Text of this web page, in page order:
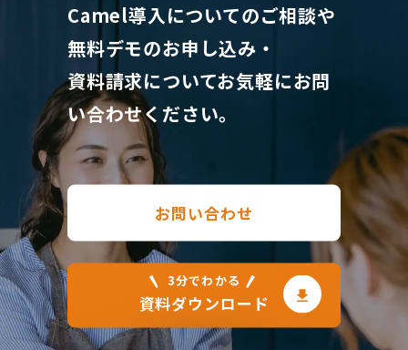
Camel導入についてのご相談や
無料デモのお申し込み・
資料請求についてお気軽にお問
い合わせください。
お問い合わせ
3分でわかる
資料ダウンロード